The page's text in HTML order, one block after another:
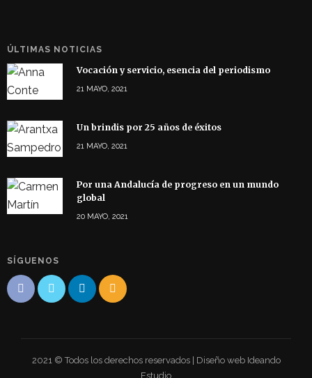
ÚLTIMAS NOTICIAS
Vocación y servicio, esencia del periodismo
21 MAYO, 2021
Un brindis por 25 años de éxitos
21 MAYO, 2021
Por una Andalucía de progreso en un mundo
global
20 MAYO, 2021
SÍGUENOS
2021 © Todos los derechos reservados | Diseño web Ideando
Estudio